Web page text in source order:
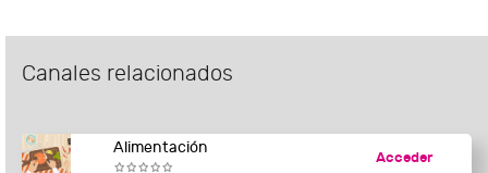
Canales relacionados
Alimentación
Acceder